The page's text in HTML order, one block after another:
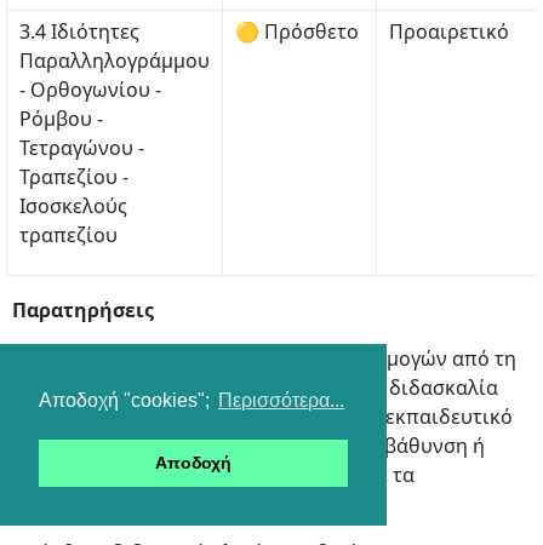
Αποδοχή "cookies"; Περισσότερα...
Αποδοχή
3.4 Ιδιότητες
Παραλληλογράμμου
- Ορθογωνίου -
Ρόμβου -
Τετραγώνου -
Τραπεζίου -
Ισοσκελούς
τραπεζίου
🟡 Πρόσθετο Προαιρετικό
Παρατηρήσεις
Η εξαίρεση εννοιών/παραγράφων/εφαρμογών από τη
διδακτέα ύλη, καθώς και η προαιρετική διδασκαλία
κάποιων άλλων, επιτρέπουν στον/στην εκπαιδευτικό
να αφιερώσει περισσότερο χρόνο σε εμβάθυνση ή
εξειδίκευση, ανάλογα με τις ανάγκες και τα